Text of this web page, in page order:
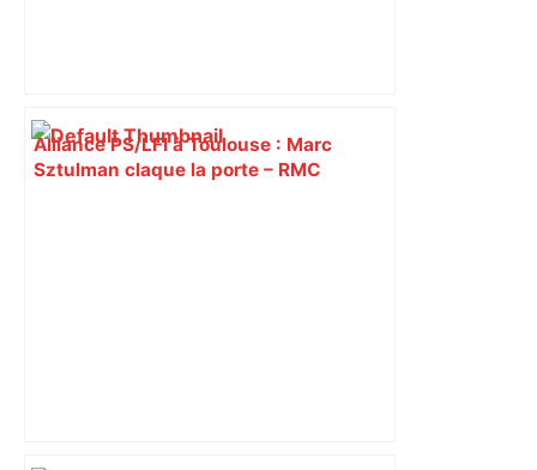
Alliance PS/LFI à Toulouse : Marc
Sztulman claque la porte – RMC